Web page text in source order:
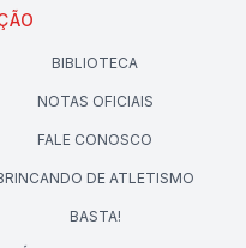
BIBLIOTECA
NOTAS OFICIAIS
FALE CONOSCO
DE ATLETISMO
BASTA!